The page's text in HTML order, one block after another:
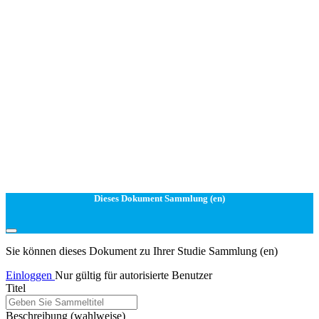
Dieses Dokument Sammlung (en)
Sie können dieses Dokument zu Ihrer Studie Sammlung (en)
Einloggen Nur gültig für autorisierte Benutzer
Titel
Beschreibung (wahlweise)